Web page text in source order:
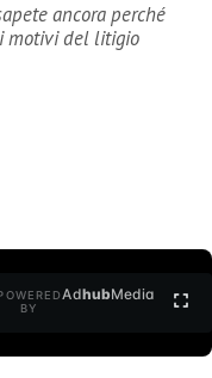
ancora perché
motivi del litigio
POWERED
BY
AdhubMedia